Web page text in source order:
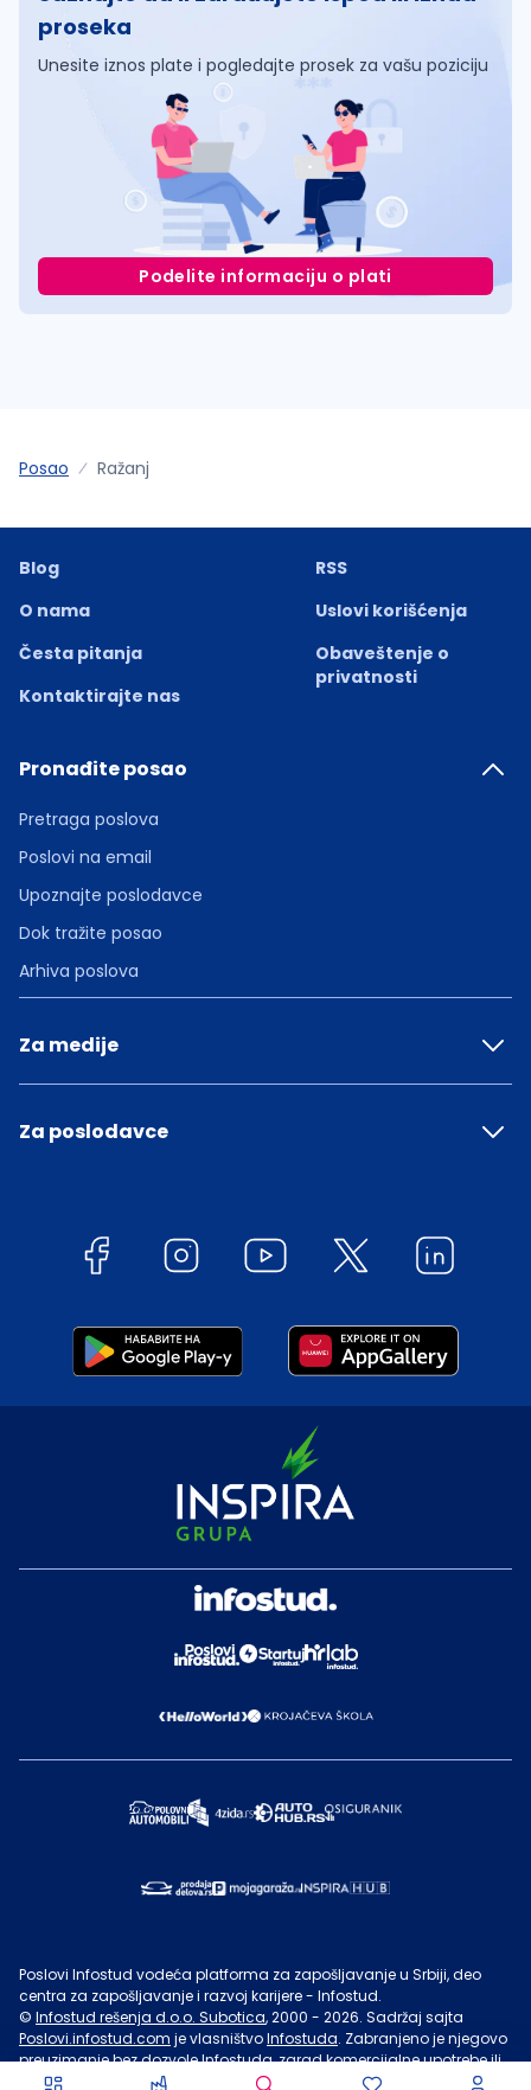
proseka
Unesite iznos plate i pogledajte prosek za vašu poziciju
Podelite informaciju o plati
Posao Ražanj
Blog
O nama
Česta pitanja
Kontaktirajte nas
RSS
Uslovi korišćenja
Obaveštenje o
privatnosti
Pronađite posao
Pretraga poslova
Poslovi na email
Upoznajte poslodavce
Dok tražite posao
Arhiva poslova
Za medije
Za poslodavce
Poslovi Infostud vodeća platforma za zapošljavanje u Srbiji, deo
centra za zapošljavanje i razvoj karijere - Infostud.
© Infostud rešenja d.o.o. Subotica, 2000 - 2026. Sadržaj sajta
Poslovi.infostud.com je vlasništvoInfostuda. Zabranjeno je njegovo
preuzimanje bez dozvoleInfostuda, zarad komercijalne upotrebe ili
u druge svrhe, osim za lične potrebe posetilaca sajta.